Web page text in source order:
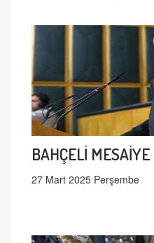
BAHÇELİ
27 Mart 2025 Perşembe